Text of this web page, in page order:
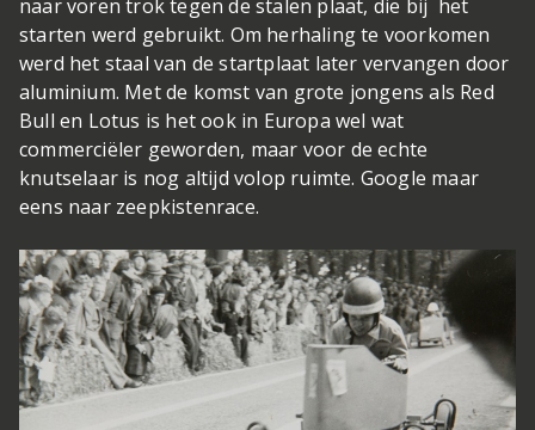
naar voren trok tegen de stalen plaat, die bij het
starten werd gebruikt. Om herhaling te voorkomen
werd het staal van de startplaat later vervangen door
aluminium. Met de komst van grote jongens als Red
Bull en Lotus is het ook in Europa wel wat
commerciëler geworden, maar voor de echte
knutselaar is nog altijd volop ruimte. Google maar
eens naar zeepkistenrace.